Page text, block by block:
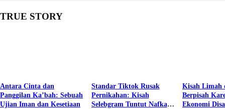
TRUE STORY
Antara Cinta dan
Panggilan Ka’bah: Sebuah
Ujian Iman dan Kesetiaan
Standar Tiktok Rusak
Pernikahan: Kisah
Selebgram Tuntut Nafkah
Kisah Limah
Berpisah
Ekonomi